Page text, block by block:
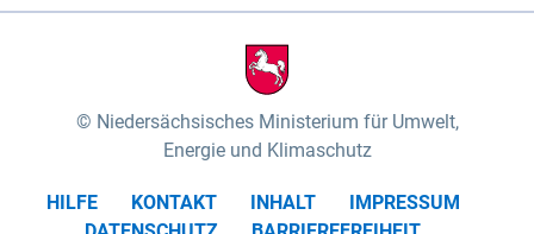
Niedersächsisches Ministerium für Umwelt,
Energie und Klimaschutz
HILFE KONTAKT INHALT
IMPRESSUM